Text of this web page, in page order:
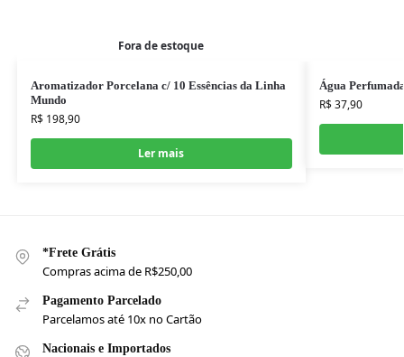
Fora de estoque
Aromatizador Porcelana c/ 10 Essências da Linha
Mundo
R$198,90
Ler mais
Água
R$37,90
*Frete Grátis
Compras acima de R$250,00
Pagamento Parcelado
Parcelamos até 10x no Cartão
Nacionais e Importados